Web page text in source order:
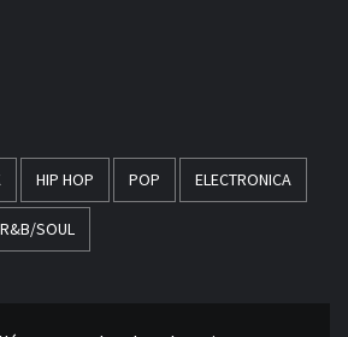
HIP HOP POP ELECTRONICA
R&B/SOUL